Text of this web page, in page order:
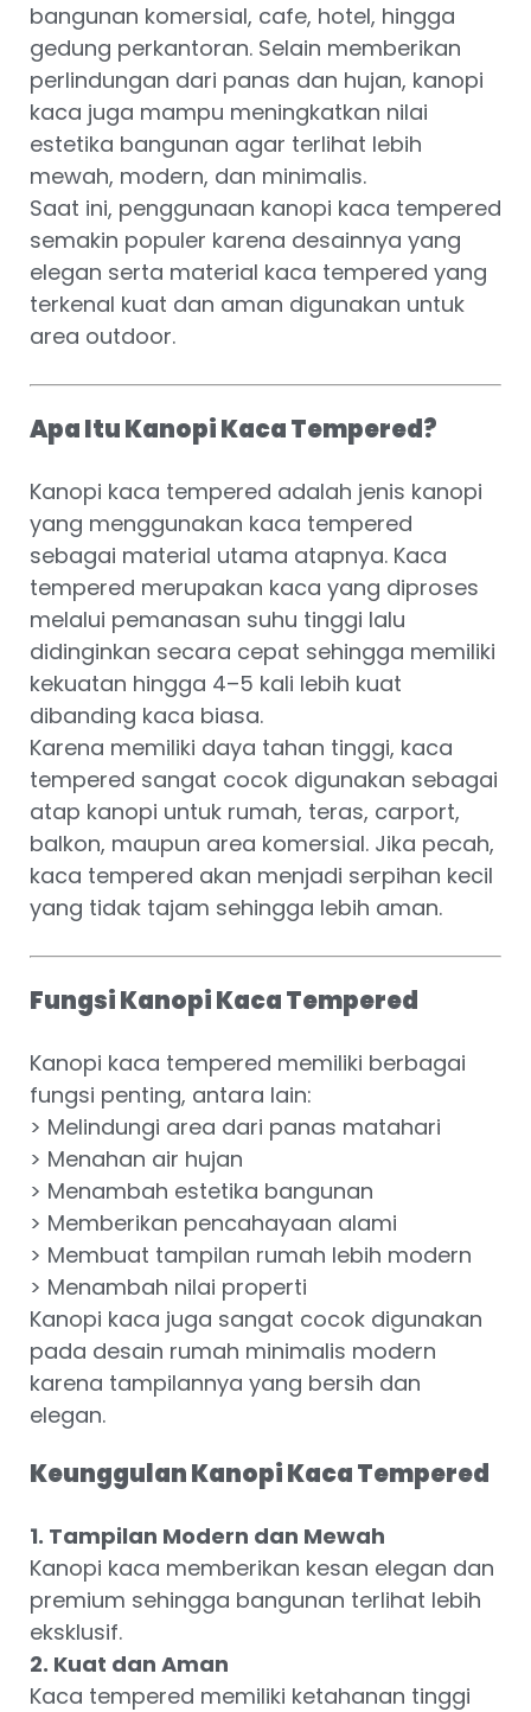
bangunan komersial, cafe, hotel, hingga
gedung perkantoran. Selain memberikan
perlindungan dari panas dan hujan, kanopi
kaca juga mampu meningkatkan nilai
estetika bangunan agar terlihat lebih
mewah, modern, dan minimalis.
Saat ini, penggunaan kanopi kaca tempered
semakin populer karena desainnya yang
elegan serta material kaca tempered yang
terkenal kuat dan aman digunakan untuk
area outdoor.
Apa Itu Kanopi Kaca Tempered?
Kanopi kaca tempered adalah jenis kanopi
yang menggunakan kaca tempered
sebagai material utama atapnya. Kaca
tempered merupakan kaca yang diproses
melalui pemanasan suhu tinggi lalu
didinginkan secara cepat sehingga memiliki
kekuatan hingga 4–5 kali lebih kuat
dibanding kaca biasa.
Karena memiliki daya tahan tinggi, kaca
tempered sangat cocok digunakan sebagai
atap kanopi untuk rumah, teras, carport,
balkon, maupun area komersial. Jika pecah,
kaca tempered akan menjadi serpihan kecil
yang tidak tajam sehingga lebih aman.
Fungsi Kanopi Kaca Tempered
Kanopi kaca tempered memiliki berbagai
fungsi penting, antara lain:
> Melindungi area dari panas matahari
> Menahan air hujan
> Menambah estetika bangunan
> Memberikan pencahayaan alami
> Membuat tampilan rumah lebih modern
> Menambah nilai properti
Kanopi kaca juga sangat cocok digunakan
pada desain rumah minimalis modern
karena tampilannya yang bersih dan
elegan.
Keunggulan Kanopi Kaca Tempered
1. Tampilan Modern dan Mewah
Kanopi kaca memberikan kesan elegan dan
premium sehingga bangunan terlihat lebih
eksklusif.
2. Kuat dan Aman
Kaca tempered memiliki ketahanan tinggi